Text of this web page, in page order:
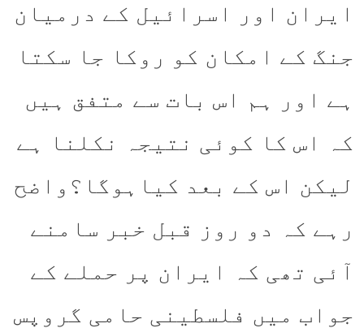
ایران اور اسرائیل کے درمیان
جنگ کے امکان کو روکا جا سکتا
ہے اور ہم اس بات سے متفق ہیں
کہ اس کا کوئی نتیجہ نکلنا ہے
لیکن اس کے بعد کیاہوگا؟واضح
رہے کہ دو روز قبل خبر سامنے
آئی تھی کہ ایران پر حملے کے
جواب میں فلسطینی حامی گروپس